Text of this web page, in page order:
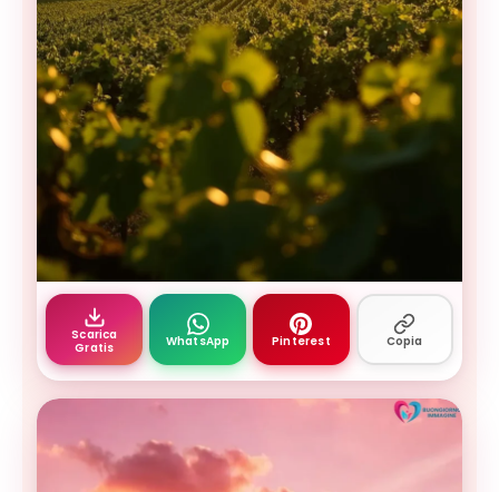
Buongiorno settembre — vigneti dorati al
Scarica
Gratis
WhatsApp Pinterest Copia